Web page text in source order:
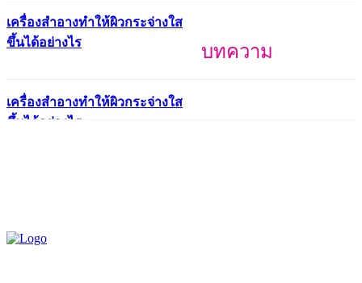
เครื่องสำอางทำให้ผิวกระจ่างใส
ขึ้นได้อย่างไร
บทความ
เครื่องสำอางทำให้ผิวกระจ่างใส
ขึ้นได้อย่างไร